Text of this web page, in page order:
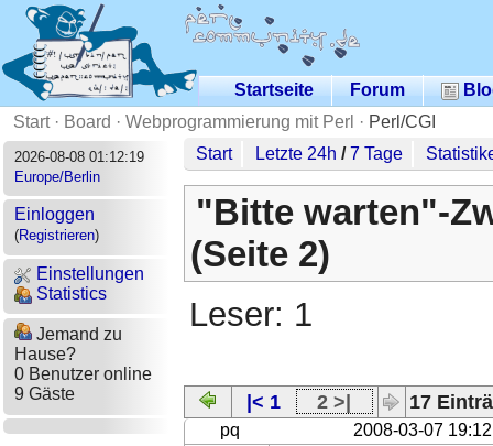
Startseite Forum
Start· Board · Webprogrammierung mit Perl · Perl/CGI
2026-08-08 01:12:19
Europe/Berlin
Einloggen
(Registrieren)
Einstellungen
Statistics
Jemand zu
Hause?
0 Benutzer online
9 Gäste
Start Letzte 24h /7 Tage
"Bitte warten"-
(Seite 2)
Leser: 1
|< 1 2 >| 17
pq 2008-03-07 19:12